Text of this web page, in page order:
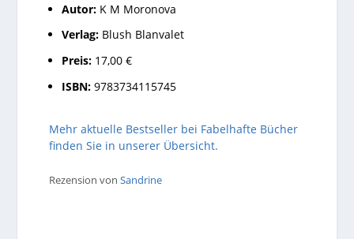
Autor: K M Moronova
Verlag: Blush Blanvalet
Preis: 17,00 €
ISBN: 9783734115745
Mehr aktuelle Bestseller bei Fabelhafte Bücher
finden Sie in unserer Übersicht.
Rezension vonSandrine